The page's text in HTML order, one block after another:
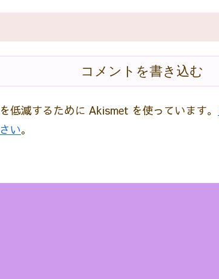
コメントを書き込む
低減するために Akismet を使っています。
い。